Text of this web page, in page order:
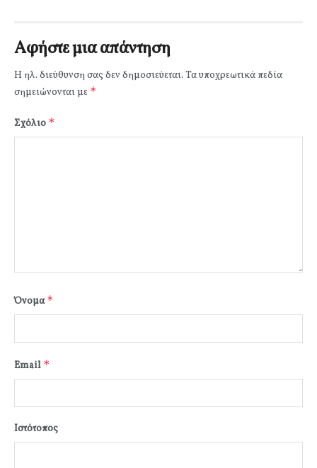
Αφήστε μια απάντηση
Η ηλ. διεύθυνση σας δεν δημοσιεύεται. Τα υποχρεωτικά πεδία
σημειώνονται με *
Σχόλιο *
Όνομα*
Email *
Ιστότοπος